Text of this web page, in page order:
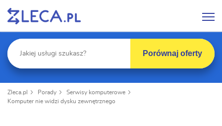
Porównaj oferty
Zleca.pl Porady
Serwisy komputerowe
Komputer nie widzi dysku zewnętrznego